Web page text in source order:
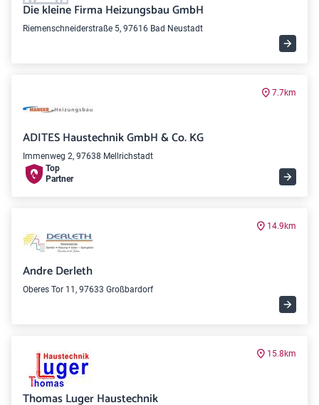
Die kleine Firma Heizungsbau GmbH
Riemenschneiderstraße 5, 97616 Bad Neustadt
7.7km
ADITES Haustechnik GmbH & Co. KG
Immenweg 2, 97638 Mellrichstadt
Top
Partner
14.9km
Andre Derleth
Oberes Tor 11, 97633 Großbardorf
15.8km
Thomas Luger Haustechnik